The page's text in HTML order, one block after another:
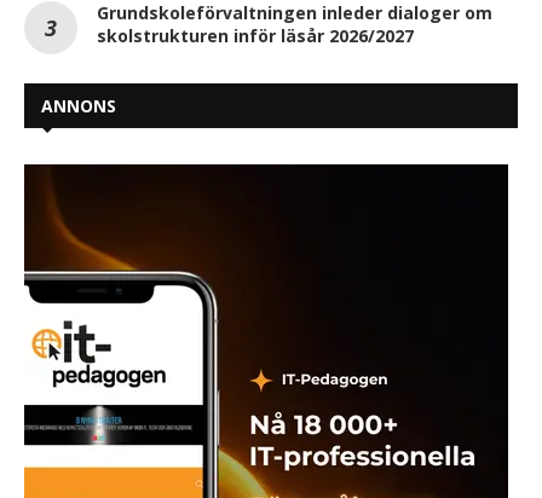
Grundskoleförvaltningen inleder dialoger om
skolstrukturen inför läsår 2026/2027
ANNONS